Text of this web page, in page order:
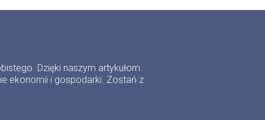
Dzięki naszym artykułom
ekonomii i gospodarki. Zostań z